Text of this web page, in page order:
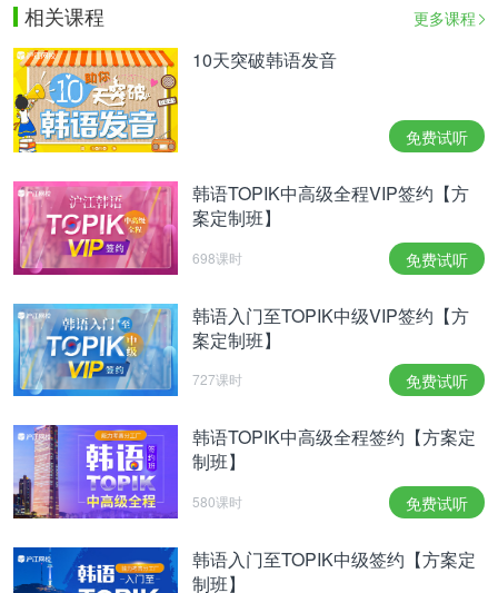
불운【名词】厄运，坏运气
땀【名词】汗水
重点语法：
~게 하다
是“使动”，“使…做…”、“令…做…“
TV 소리를 좀 작게 해주세요.
请把电视音量调小。
그는 내 기분을 나쁘게 했어요.
他令我心情很糟糕。
아이에게 받아쓰기를 하게 했어요.
我让孩子做听写了。
相关推荐：
【有声】CATTI阅读：夏季浑身乏力？多吃点蓝莓吧
【有声】西瓜皮用“껍질”还是“껍데기”？
【有声】韩国出生率低于日本，是因为这个！
相关课程 更多课程
10天突破韩语发音
免费试听
韩语TOPIK中高级全程VIP签约【方
案定制班】
698课时 免费试听
韩语入门至TOPIK中级VIP签约【方
案定制班】
727课时 免费试听
韩语TOPIK中高级全程签约【方案定
制班】
580课时 免费试听
韩语入门至TOPIK中级签约【方案定
制班】